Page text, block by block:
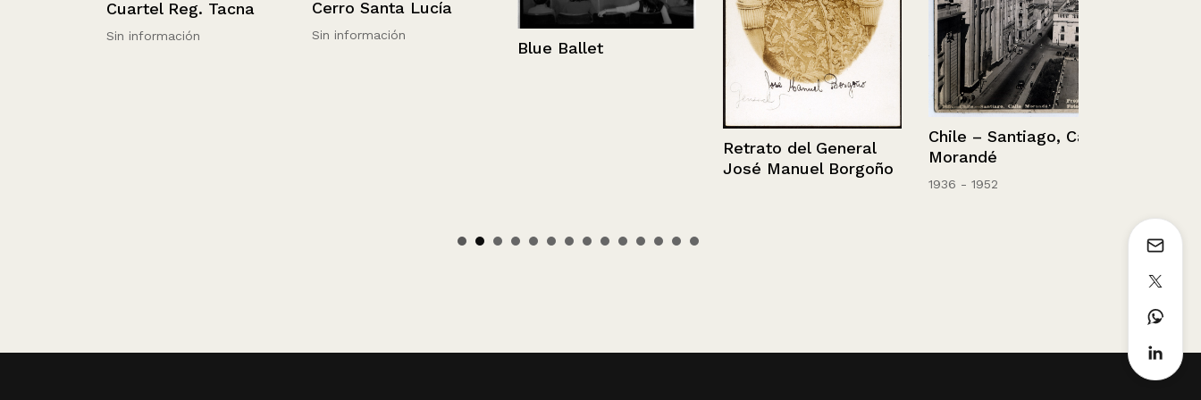
Cuartel Reg. Tacna
Sin información
Cerro Santa Lucía
Sin información
Blue Ballet
Retrato del General
José Manuel Borgoño
Chile – Santiago, Calle
Morandé
1936 - 1952